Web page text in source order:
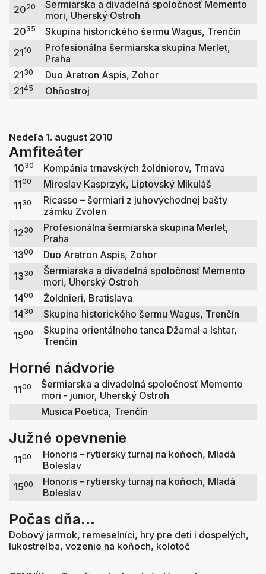
2020
Šermiarska a divadelná spoločnosť Memento
mori, Uherský Ostroh
2035
Skupina historického šermu Wagus, Trenčín
2110
Profesionálna šermiarska skupina Merlet,
Praha
2130
Duo Aratron Aspis, Zohor
2145 Ohňostroj
Nedeľa 1. august 2010
Amfiteáter
1030
Kompánia trnavských žoldnierov, Trnava
1100
Miroslav Kasprzyk, Liptovský Mikuláš
1130
Ricasso – šermiari z juhovýchodnej bašty
zámku Zvolen
1230
Profesionálna šermiarska skupina Merlet,
Praha
1300
Duo Aratron Aspis, Zohor
1330
Šermiarska a divadelná spoločnosť Memento
mori, Uherský Ostroh
1400
Žoldnieri, Bratislava
1430
Skupina historického šermu Wagus, Trenčín
1500
Skupina orientálneho tanca Džamal a Ishtar,
Trenčín
Horné nádvorie
1100
Šermiarska a divadelná spoločnosť Memento
mori - junior, Uherský Ostroh
Musica Poetica, Trenčín
Južné opevnenie
1100
Honoris – rytiersky turnaj na koňoch, Mladá
Boleslav
1500
Honoris – rytiersky turnaj na koňoch, Mladá
Boleslav
Počas dňa...
Dobový jarmok, remeselníci, hry pre deti i dospelých,
lukostreľba, vozenie na koňoch, kolotoč